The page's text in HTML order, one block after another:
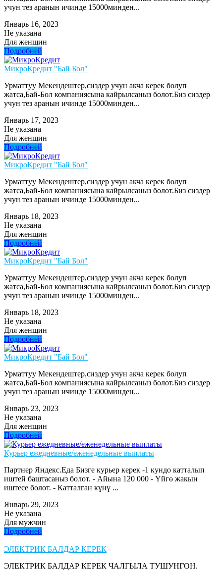
учун тез аранын ичинде 15000минден...
Январь 16, 2023
Не указана
Для женщин
Подробней
МикроКредит "Бай Бол"
Урматтуу Мекендештер,сиздер учун акча керек болуп
жатса,Бай-Бол компаниясына кайрылсаныз болот.Биз сиздер
учун тез аранын ичинде 15000минден...
Январь 17, 2023
Не указана
Для женщин
Подробней
МикроКредит "Бай Бол"
Урматтуу Мекендештер,сиздер учун акча керек болуп
жатса,Бай-Бол компаниясына кайрылсаныз болот.Биз сиздер
учун тез аранын ичинде 15000минден...
Январь 18, 2023
Не указана
Для женщин
Подробней
МикроКредит "Бай Бол"
Урматтуу Мекендештер,сиздер учун акча керек болуп
жатса,Бай-Бол компаниясына кайрылсаныз болот.Биз сиздер
учун тез аранын ичинде 15000минден...
Январь 18, 2023
Не указана
Для женщин
Подробней
МикроКредит "Бай Бол"
Урматтуу Мекендештер,сиздер учун акча керек болуп
жатса,Бай-Бол компаниясына кайрылсаныз болот.Биз сиздер
учун тез аранын ичинде 15000минден...
Январь 23, 2023
Не указана
Для женщин
Подробней
Курьер ежедневные/еженедельные выплаты
Партнер Яндекс.Еда Бизге курьер керек -1 кундо катталып
иштей баштасаныз болот. - Айына 120 000 - Үйгө жакын
иштесе болот. - Катталган күнү ...
Январь 29, 2023
Не указана
Для мужчин
Подробней
ЭЛЕКТРИК БАЛДАР КЕРЕК
ЭЛЕКТРИК БАЛДАР КЕРЕК ЧАЛГЫЛА ТУШУНГОН.